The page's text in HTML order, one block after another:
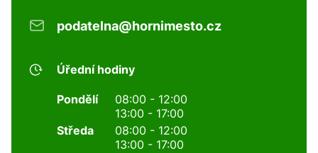
podatelna@hornimesto.cz
Úřední hodiny
Pondělí
08:00 - 12:00
13:00 - 17:00
Středa
08:00 - 12:00
13:00 - 17:00